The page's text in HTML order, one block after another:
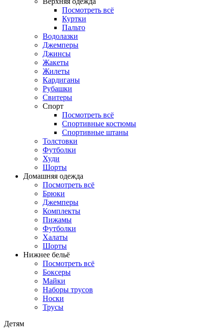
Посмотреть всё
Куртки
Пальто
Водолазки
Джемперы
Джинсы
Жакеты
Жилеты
Кардиганы
Рубашки
Свитеры
Спорт
Посмотреть всё
Спортивные костюмы
Спортивные штаны
Толстовки
Футболки
Худи
Шорты
Домашняя одежда
Посмотреть всё
Брюки
Джемперы
Комплекты
Пижамы
Футболки
Халаты
Шорты
Нижнее бельё
Посмотреть всё
Боксеры
Майки
Наборы трусов
Носки
Трусы
Детям